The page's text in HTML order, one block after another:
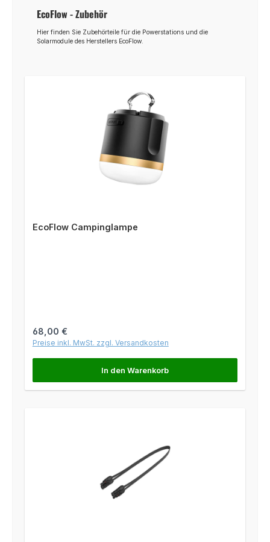
EcoFlow - Zubehör
Hier finden Sie Zubehörteile für die Powerstations und die
Solarmodule des Herstellers EcoFlow.
EcoFlow Campinglampe
Regulärer Preis:
68,00 €
Preise inkl. MwSt. zzgl. Versandkosten
In den Warenkorb